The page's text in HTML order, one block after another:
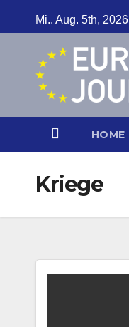
Inhalt
Mi.. Aug. 5th, 2026
HOME
Kriege